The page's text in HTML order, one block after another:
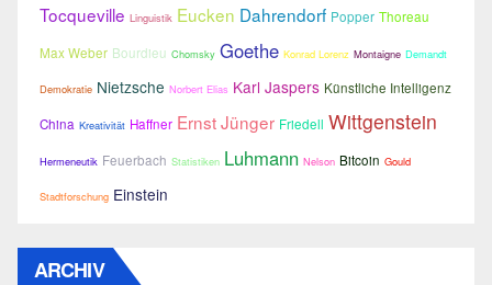
Tocqueville Linguistik Eucken Dahrendorf Popper Thoreau
Max Weber Bourdieu Chomsky Goethe Konrad Lorenz Montaigne Demandt
Demokratie Nietzsche Norbert Elias Karl Jaspers Künstliche Intelligenz
China Kreativität Haffner Ernst Jünger Friedell Wittgenstein
Hermeneutik Feuerbach Statistiken Luhmann Nelson Bitcoin Gould
Stadtforschung Einstein
ARCHIV